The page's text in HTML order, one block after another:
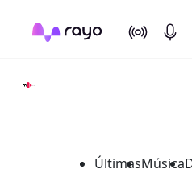
On Air
ÚltimasMúsica